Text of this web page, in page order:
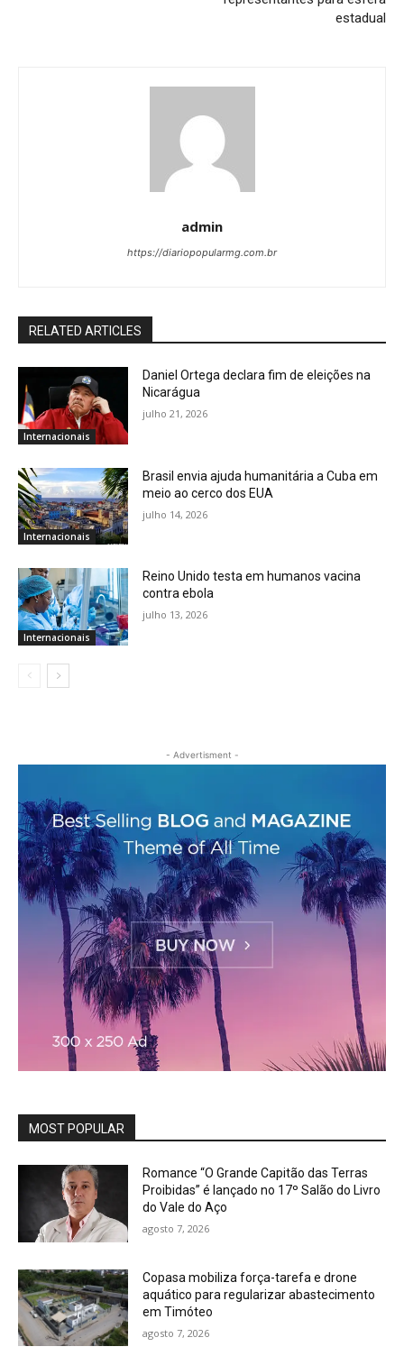
estadual
admin
https://diariopopularmg.com.br
RELATED ARTICLES
Internacionais
Daniel Ortega declara fim de eleições na
Nicarágua
julho 21, 2026
Internacionais
Brasil envia ajuda humanitária a Cuba em
meio ao cerco dos EUA
julho 14, 2026
Internacionais
Reino Unido testa em humanos vacina
contra ebola
julho 13, 2026
- Advertisment -
MOST POPULAR
Romance “O Grande Capitão das Terras
Proibidas” é lançado no 17º Salão do Livro
do Vale do Aço
agosto 7, 2026
Copasa mobiliza força-tarefa e drone
aquático para regularizar abastecimento
em Timóteo
agosto 7, 2026